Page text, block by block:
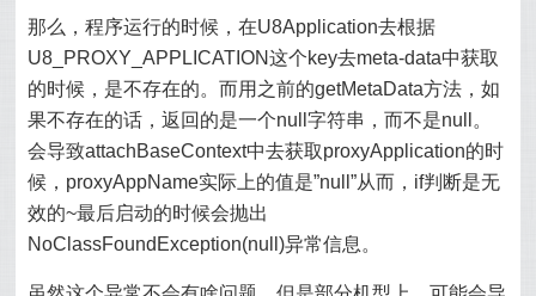
那么，程序运行的时候，在U8Application去根据
U8_PROXY_APPLICATION这个key去meta-data中获取
的时候，是不存在的。而用之前的getMetaData方法，如
果不存在的话，返回的是一个null字符串，而不是null。
会导致attachBaseContext中去获取proxyApplication的时
候，proxyAppName实际上的值是”null”从而，if判断是无
效的~最后启动的时候会抛出
NoClassFoundException(null)异常信息。